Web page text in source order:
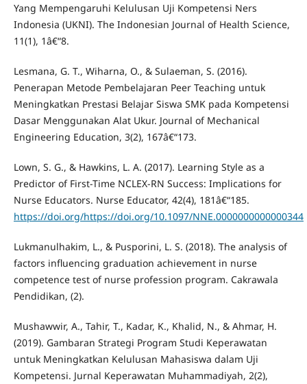
Yang Mempengaruhi Kelulusan Uji Kompetensi Ners
Indonesia (UKNI). The Indonesian Journal of Health Science,
11(1), 1â€“8.
Lesmana, G. T., Wiharna, O., & Sulaeman, S. (2016).
Penerapan Metode Pembelajaran Peer Teaching untuk
Meningkatkan Prestasi Belajar Siswa SMK pada Kompetensi
Dasar Menggunakan Alat Ukur. Journal of Mechanical
Engineering Education, 3(2), 167â€“173.
Lown, S. G., & Hawkins, L. A. (2017). Learning Style as a
Predictor of First-Time NCLEX-RN Success: Implications for
Nurse Educators. Nurse Educator, 42(4), 181â€“185.
https://doi.org/https://doi.org/10.1097/NNE.0000000000000344
Lukmanulhakim, L., & Pusporini, L. S. (2018). The analysis of
factors influencing graduation achievement in nurse
competence test of nurse profession program. Cakrawala
Pendidikan, (2).
Mushawwir, A., Tahir, T., Kadar, K., Khalid, N., & Ahmar, H.
(2019). Gambaran Strategi Program Studi Keperawatan
untuk Meningkatkan Kelulusan Mahasiswa dalam Uji
Kompetensi. Jurnal Keperawatan Muhammadiyah, 2(2),